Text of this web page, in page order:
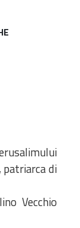
patriarca di
Vecchio